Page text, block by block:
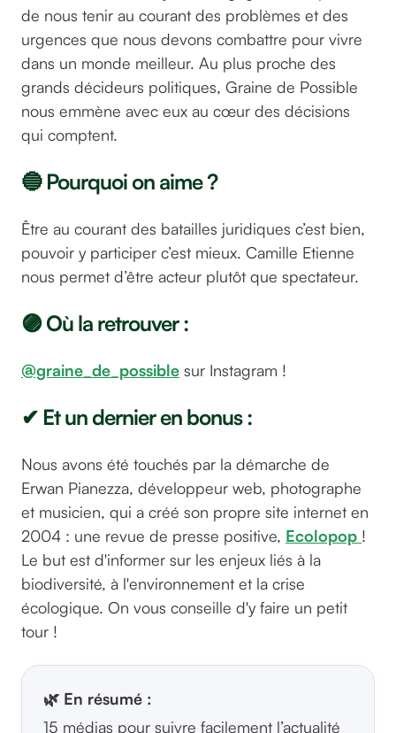
de nous tenir au courant des problèmes et des
urgences que nous devons combattre pour vivre
dans un monde meilleur. Au plus proche des
grands décideurs politiques, Graine de Possible
nous emmène avec eux au cœur des décisions
qui comptent.
🔵 Pourquoi on aime ?
Être au courant des batailles juridiques c’est bien,
pouvoir y participer c’est mieux. Camille Etienne
nous permet d’être acteur plutôt que spectateur.
🟣 Où la retrouver :
@graine_de_possible sur Instagram !
✔ Et un dernier en bonus :
Nous avons été touchés par la démarche de
Erwan Pianezza, développeur web, photographe
et musicien, qui a créé son propre site internet en
2004 : une revue de presse positive, Ecolopop !
Le but est d'informer sur les enjeux liés à la
biodiversité, à l'environnement et la crise
écologique. On vous conseille d'y faire un petit
tour !
🌿 En résumé :
15 médias pour suivre facilement l’actualité